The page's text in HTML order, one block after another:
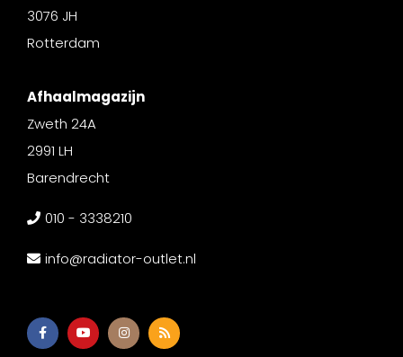
3076 JH
Rotterdam
Afhaalmagazijn
Zweth 24A
2991 LH
Barendrecht
010 - 3338210
info@radiator-outlet.nl